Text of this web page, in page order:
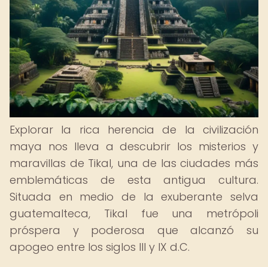
Explorar la rica herencia de la civilización
maya nos lleva a descubrir los misterios y
maravillas de Tikal, una de las ciudades más
emblemáticas de esta antigua cultura.
Situada en medio de la exuberante selva
guatemalteca, Tikal fue una metrópoli
próspera y poderosa que alcanzó su
apogeo entre los siglos III y IX d.C.